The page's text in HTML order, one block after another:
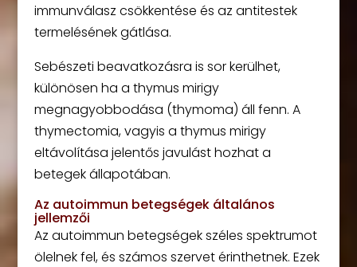
immunválasz csökkentése és az antitestek
termelésének gátlása.
Sebészeti beavatkozásra is sor kerülhet,
különösen ha a thymus mirigy
megnagyobbodása (thymoma) áll fenn. A
thymectomia, vagyis a thymus mirigy
eltávolítása jelentős javulást hozhat a
betegek állapotában.
Az autoimmun betegségek általános
jellemzői
Az autoimmun betegségek széles spektrumot
ölelnek fel, és számos szervet érinthetnek. Ezek